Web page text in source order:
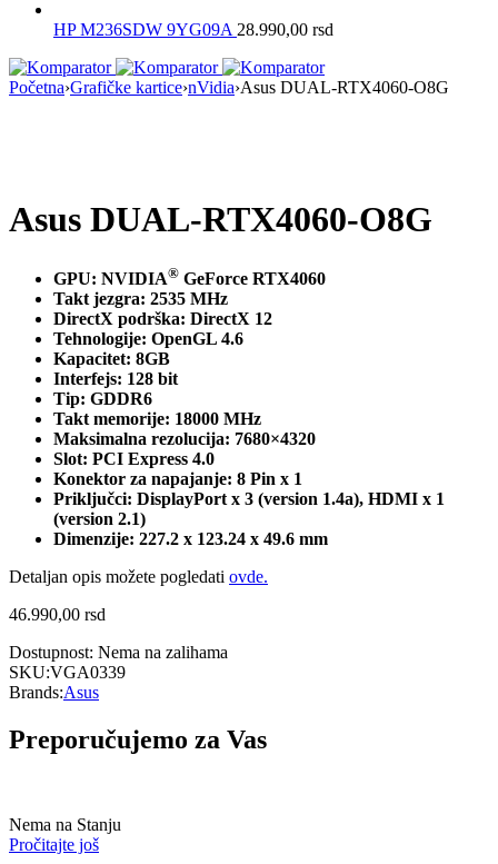
HP M236SDW 9YG09A 28.990,00 rsd
Početna›Grafičke kartice›nVidia›Asus DUAL-RTX4060-O8G
Asus DUAL-RTX4060-O8G
GPU: NVIDIA® GeForce RTX4060
Takt jezgra: 2535 MHz
DirectX podrška: DirectX 12
Tehnologije: OpenGL 4.6
Kapacitet: 8GB
Interfejs: 128 bit
Tip: GDDR6
Takt memorije: 18000 MHz
Maksimalna rezolucija: 7680×4320
Slot: PCI Express 4.0
Konektor za napajanje: 8 Pin x 1
Priključci: DisplayPort x 3 (version 1.4a), HDMI x 1
(version 2.1)
Dimenzije: 227.2 x 123.24 x 49.6 mm
Detaljan opis možete pogledati ovde.
46.990,00 rsd
Dostupnost: Nema na zalihama
SKU:VGA0339
Brands:Asus
Preporučujemo za Vas
Nema na Stanju
Pročitajte još